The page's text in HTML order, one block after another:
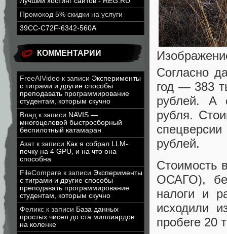
Промокод 5% скидки на услуги
39CC-C72F-6342-560A
КОММЕНТАРИИ
FreeAIVideo к записи Эксперименты
с тиграми и другие способы
преподавать программирование
студентам, которым скучно
Влад к записи NAVIS —
многоцелевой быстросборный
беспилотный катамаран
Азатк записи Как я собрал LLM-
печку на 4 GPU, и на что она
способна
FileCompare к записи Эксперименты
с тиграми и другие способы
преподавать программирование
студентам, которым скучно
Феликс к записи База данных
простых чисел до ста миллиардов
на коленке
Согласно
год — 383
рублей. А
рубля.
рублей.
Стоимость
ОСАГО),
налоги и
исходили
пробеге 20